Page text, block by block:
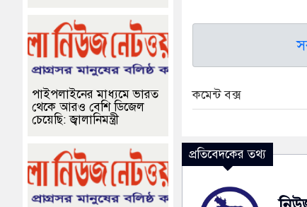
কমেন্ট বক্স
প্রতিবেদকের তথ্য
পাইপলাইনের মাধ্যমে ভারত
থেকে আরও বেশি ডিজেল
চেয়েছি: জ্বালানিমন্ত্রী